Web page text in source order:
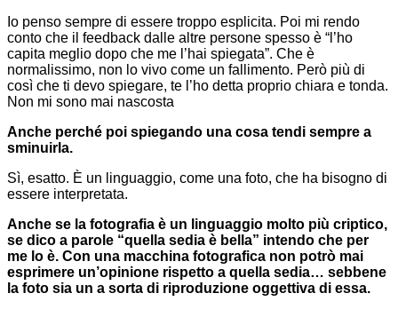
Io penso sempre di essere troppo esplicita. Poi mi rendo
conto che il feedback dalle altre persone spesso è “l’ho
capita meglio dopo che me l’hai spiegata”. Che è
normalissimo, non lo vivo come un fallimento. Però più di
così che ti devo spiegare, te l’ho detta proprio chiara e tonda.
Non mi sono mai nascosta
Anche perché poi spiegando una cosa tendi sempre a
sminuirla.
Sì, esatto. È un linguaggio, come una foto, che ha bisogno di
essere interpretata.
Anche se la fotografia è un linguaggio molto più criptico,
se dico a parole “quella sedia è bella” intendo che per
me lo è. Con una macchina fotografica non potrò mai
esprimere un’opinione rispetto a quella sedia… sebbene
la foto sia un a sorta di riproduzione oggettiva di essa.